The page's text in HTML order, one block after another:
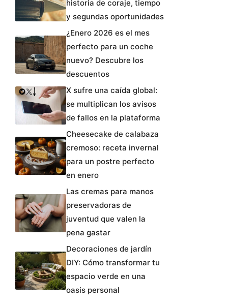
historia de coraje, tiempo
y segundas oportunidades
¿Enero 2026 es el mes
perfecto para un coche
nuevo? Descubre los
descuentos
X sufre una caída global:
se multiplican los avisos
de fallos en la plataforma
Cheesecake de calabaza
cremoso: receta invernal
para un postre perfecto
en enero
Las cremas para manos
preservadoras de
juventud que valen la
pena gastar
Decoraciones de jardín
DIY: Cómo transformar tu
espacio verde en una
oasis personal